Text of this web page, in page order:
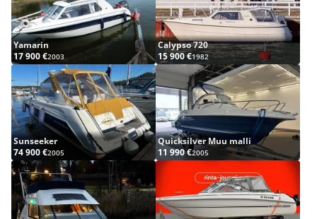
Yamarin
17 900 €2003
Calypso 720
15 900 €1982
Sunseeker
74 900 €2005
Quicksilver Muu malli
11 990 €2005